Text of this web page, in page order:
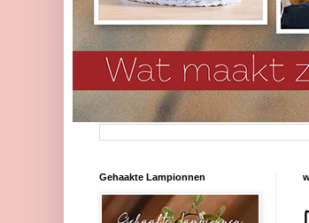
Gehaakte Lampionnen